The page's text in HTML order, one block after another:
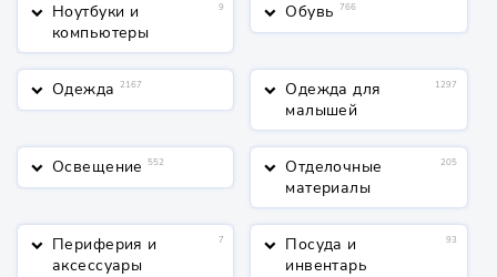
keyboard_arrow_down Ноутбуки и
компьютеры
9 keyboard_arrow_down Обувь 766
keyboard_arrow_down Одежда 2167 keyboard_arrow_down Одежда для
малышей
1297
keyboard_arrow_down Освещение 552 keyboard_arrow_down Отделочные
материалы
205
keyboard_arrow_down Периферия и
аксессуары
7 keyboard_arrow_down Посуда и
инвентарь
93